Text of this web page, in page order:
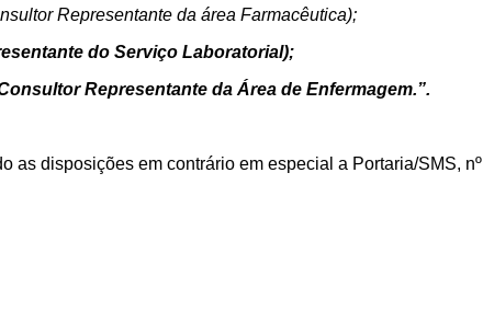
Representante da área Farmacêutica);
do Serviço Laboratorial);
Representante da Área de Enfermagem.”.
as disposições em contrário em especial a Portaria/SMS, nº